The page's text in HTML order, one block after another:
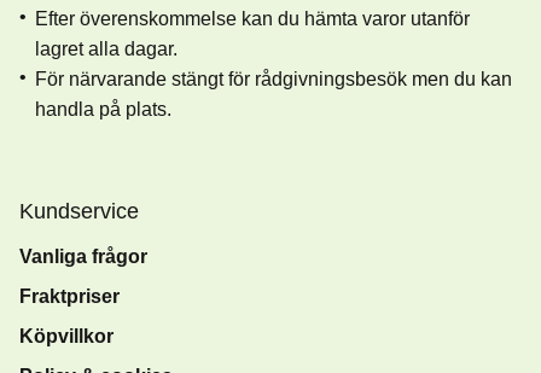
Efter överenskommelse kan du hämta varor utanför
lagret alla dagar.
För närvarande stängt för rådgivningsbesök men du kan
handla på plats.
Kundservice
Vanliga frågor
Fraktpriser
Köpvillkor